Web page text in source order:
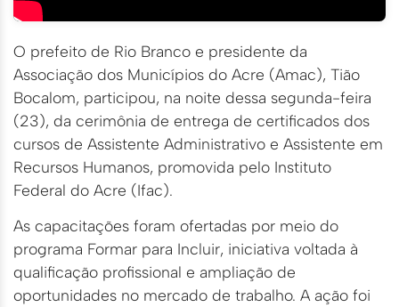
O prefeito de Rio Branco e presidente da
Associação dos Municípios do Acre (Amac), Tião
Bocalom, participou, na noite dessa segunda-feira
(23), da cerimônia de entrega de certificados dos
cursos de Assistente Administrativo e Assistente em
Recursos Humanos, promovida pelo Instituto
Federal do Acre (Ifac).
As capacitações foram ofertadas por meio do
programa Formar para Incluir, iniciativa voltada à
qualificação profissional e ampliação de
oportunidades no mercado de trabalho. A ação foi